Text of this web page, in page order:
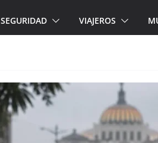
SEGURIDAD VIAJEROS